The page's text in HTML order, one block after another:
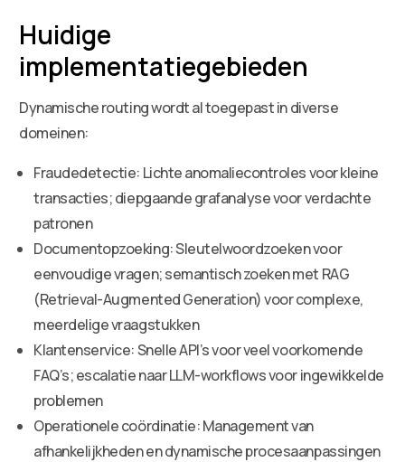
Huidige
implementatiegebieden
Dynamische routing wordt al toegepast in diverse
domeinen:
Fraudedetectie: Lichte anomaliecontroles voor kleine
transacties; diepgaande grafanalyse voor verdachte
patronen
Documentopzoeking: Sleutelwoordzoeken voor
eenvoudige vragen; semantisch zoeken met RAG
(Retrieval-Augmented Generation) voor complexe,
meerdelige vraagstukken
Klantenservice: Snelle API’s voor veel voorkomende
FAQ’s; escalatie naar LLM-workflows voor ingewikkelde
problemen
Operationele coördinatie: Management van
afhankelijkheden en dynamische procesaanpassingen